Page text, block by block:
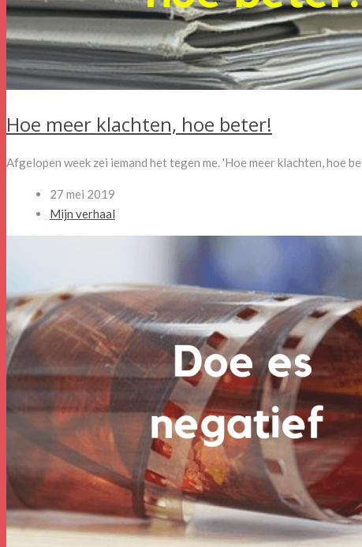
Hoe meer klachten, hoe beter!
Afgelopen week zei iemand het tegen me. 'Hoe meer klachten, hoe
27 mei 2019
Mijn verhaal